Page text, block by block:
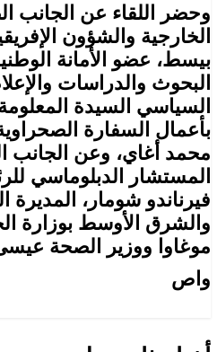
وحضر اللقاء عن الجانب
الخارجية والشؤون
بيسط، عضو الأمانة
البحوث والدراسات
السياسي السيدة
بأعمال السفارة
محمد أغاي، وعن الجانب
المستشار الدبلوماسي
فيرناندو شومار، المديرة
والشرق الأوسط بوزارة
موغاوا ووزير الصحة
واص